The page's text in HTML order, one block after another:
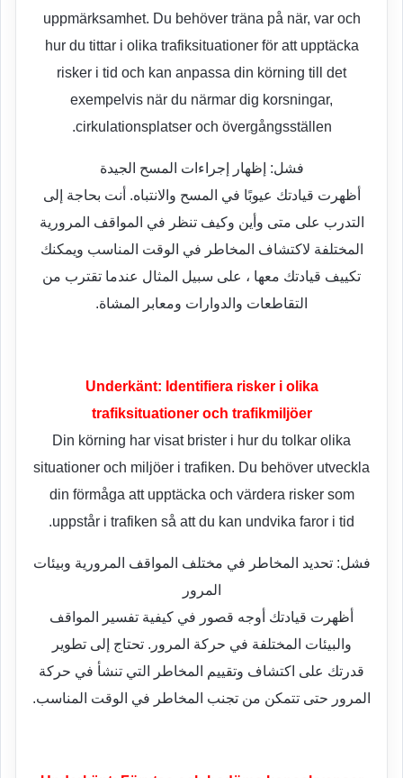
uppmärksamhet. Du behöver träna på när, var och
hur du tittar i olika trafiksituationer för att upptäcka
risker i tid och kan anpassa din körning till det
exempelvis när du närmar dig korsningar,
cirkulationsplatser och övergångsställen.
فشل: إظهار إجراءات المسح الجيدة
أظهرت قيادتك عيوبًا في المسح والانتباه. أنت بحاجة إلى
التدرب على متى وأين وكيف تنظر في المواقف المرورية
المختلفة لاكتشاف المخاطر في الوقت المناسب ويمكنك
تكييف قيادتك معها ، على سبيل المثال عندما تقترب من
التقاطعات والدوارات ومعابر المشاة.
Underkänt: Identifiera risker i olika
trafiksituationer och trafikmiljöer
Din körning har visat brister i hur du tolkar olika
situationer och miljöer i trafiken. Du behöver utveckla
din förmåga att upptäcka och värdera risker som
uppstår i trafiken så att du kan undvika faror i tid.
فشل: تحديد المخاطر في مختلف المواقف المرورية وبيئات
المرور
أظهرت قيادتك أوجه قصور في كيفية تفسير المواقف
والبيئات المختلفة في حركة المرور. تحتاج إلى تطوير
قدرتك على اكتشاف وتقييم المخاطر التي تنشأ في حركة
المرور حتى تتمكن من تجنب المخاطر في الوقت المناسب.